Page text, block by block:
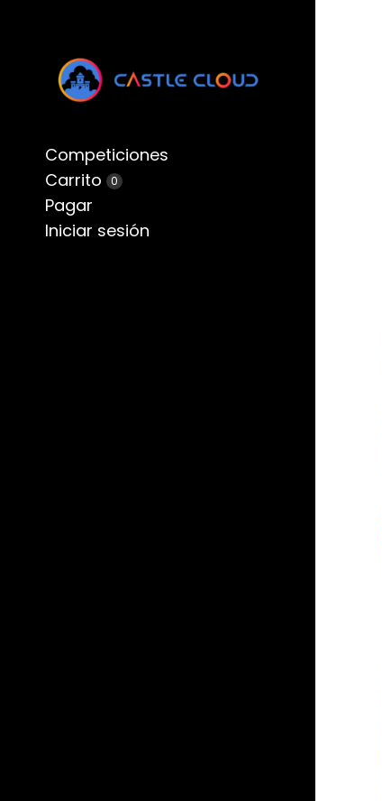
Competiciones
Carrito
0
Pagar
Iniciar sesión